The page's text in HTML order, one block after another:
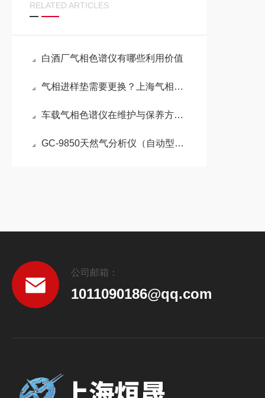
RELATED ARTICLES
白酒厂气相色谱仪有哪些利用价值
气相进样垫需要更换？上海气相色谱仪厂家提供方案
车载气相色谱仪在维护与保养方面的注意事项
GC-9850天然气分析仪（自动型）操作规程
公司邮箱：
1011090186@qq.com